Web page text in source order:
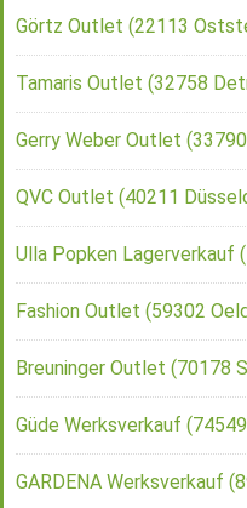
Görtz Outlet (22113
Tamaris Outlet (32758
Gerry Weber Outlet
QVC Outlet (40211
Ulla Popken Lagerverkauf
Fashion Outlet (59302
Breuninger Outlet (70178
Güde Werksverkauf
GARDENA Werksverkauf